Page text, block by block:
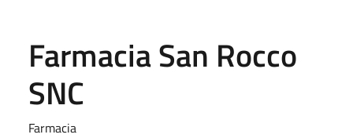
Farmacia San Rocco
SNC
Farmacia